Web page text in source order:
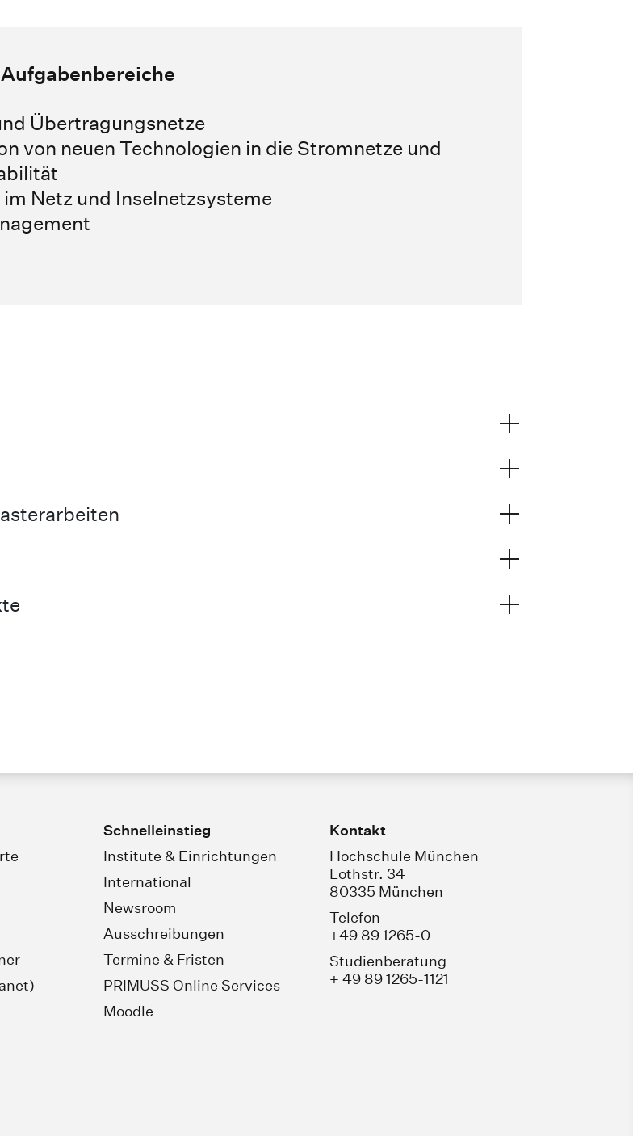
Übertragungsnetze
von neuen Technologien in die Stromnetze und
im Netz und Inselnetzsysteme
Schnelleinstieg
Institute & Einrichtungen
International
Newsroom
Ausschreibungen
Termine & Fristen
PRIMUSS Online Services
Moodle
Kontakt
Hochschule München
Lothstr. 34
80335 München
Telefon
+49 89 1265-0
Studienberatung
+ 49 89 1265-1121